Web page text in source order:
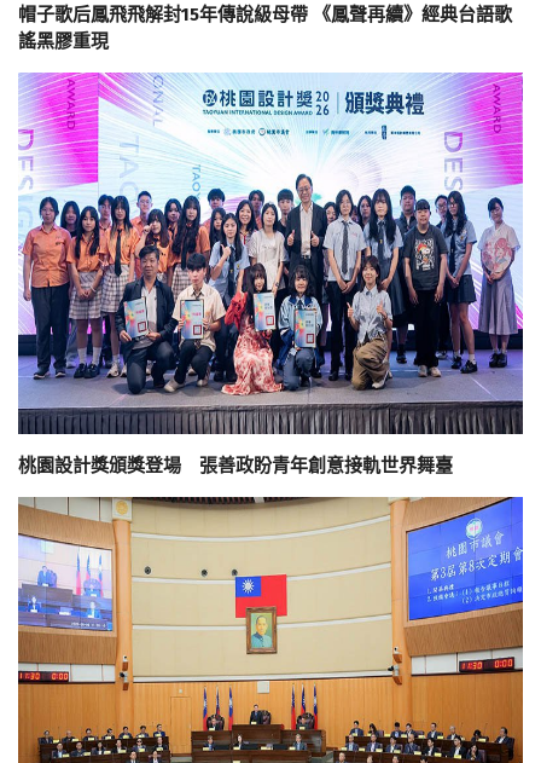
帽子歌后鳳飛飛解封15年傳說級母帶 《鳳聲再續》經典台語歌
謠黑膠重現
桃園設計獎頒獎登場 張善政盼青年創意接軌世界舞臺